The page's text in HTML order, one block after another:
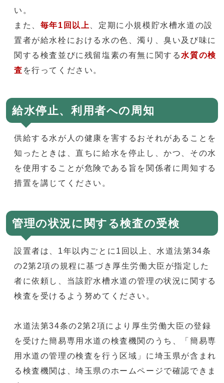
い。
また、 毎年1回以上
、定期に小規模貯水槽水道の設
置者が給水栓における水の色、濁り、臭い及び味に
関する検査並びに残留塩素の有無に関する 水質の検
査 を行ってください。
給水停止、利用者への周知
供給する水が人の健康を害するおそれがあることを
知ったときは、直ちに給水を停止し、かつ、その水
を使用することが危険である旨を関係者に周知する
措置を講じてください。
管理の状況に関する検査の受検
設置者は、1年以内ごとに1回以上、水道法第34条
の2第2項の規程に基づき厚生労働大臣が指定した
者に依頼し、当該貯水槽水道の管理の状況に関する
検査を受けるよう努めてください。
水道法第34条の2第2項により厚生労働大臣の登録
を受けた簡易専用水道の検査機関のうち、「簡易専
用水道の管理の検査を行う区域」に埼玉県が含まれ
る検査機関は、埼玉県のホームページで確認できま